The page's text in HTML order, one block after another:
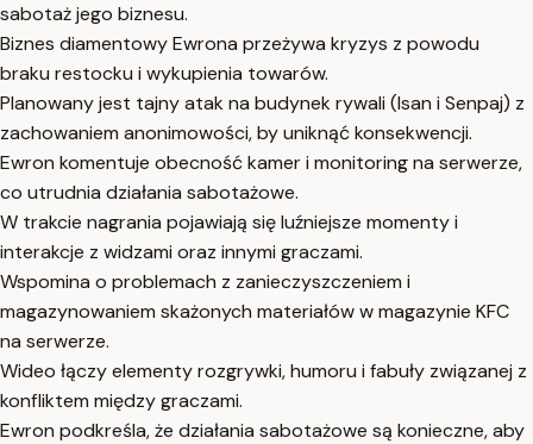
sabotaż jego biznesu.
Biznes diamentowy Ewrona przeżywa kryzys z powodu
braku restocku i wykupienia towarów.
Planowany jest tajny atak na budynek rywali (Isan i Senpaj) z
zachowaniem anonimowości, by uniknąć konsekwencji.
Ewron komentuje obecność kamer i monitoring na serwerze,
co utrudnia działania sabotażowe.
W trakcie nagrania pojawiają się luźniejsze momenty i
interakcje z widzami oraz innymi graczami.
Wspomina o problemach z zanieczyszczeniem i
magazynowaniem skażonych materiałów w magazynie KFC
na serwerze.
Wideo łączy elementy rozgrywki, humoru i fabuły związanej z
konfliktem między graczami.
Ewron podkreśla, że działania sabotażowe są konieczne, aby